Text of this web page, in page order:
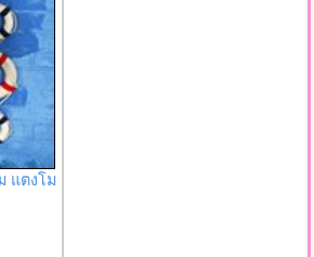
แตงโม